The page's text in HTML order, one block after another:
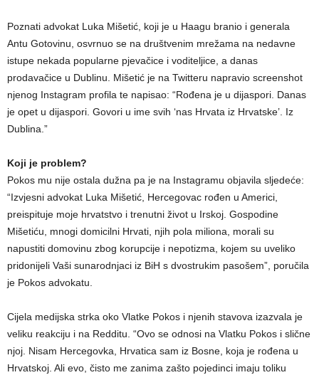
Poznati advokat Luka Mišetić, koji je u Haagu branio i generala
Antu Gotovinu, osvrnuo se na društvenim mrežama na nedavne
istupe nekada popularne pjevačice i voditeljice, a danas
prodavačice u Dublinu. Mišetić je na Twitteru napravio screenshot
njenog Instagram profila te napisao: “Rođena je u dijaspori. Danas
je opet u dijaspori. Govori u ime svih ‘nas Hrvata iz Hrvatske’. Iz
Dublina.”
Koji je problem?
Pokos mu nije ostala dužna pa je na Instagramu objavila sljedeće:
“Izvjesni advokat Luka Mišetić, Hercegovac rođen u Americi,
preispituje moje hrvatstvo i trenutni život u Irskoj. Gospodine
Mišetiću, mnogi domicilni Hrvati, njih pola miliona, morali su
napustiti domovinu zbog korupcije i nepotizma, kojem su uveliko
pridonijeli Vaši sunarodnjaci iz BiH s dvostrukim pasošem”, poručila
je Pokos advokatu.
Cijela medijska strka oko Vlatke Pokos i njenih stavova izazvala je
veliku reakciju i na Redditu. “Ovo se odnosi na Vlatku Pokos i slične
njoj. Nisam Hercegovka, Hrvatica sam iz Bosne, koja je rođena u
Hrvatskoj. Ali evo, čisto me zanima zašto pojedinci imaju toliku